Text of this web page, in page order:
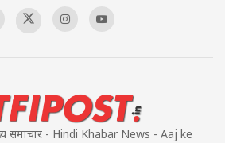
समाचार - Hindi Khabar News - Aaj ke